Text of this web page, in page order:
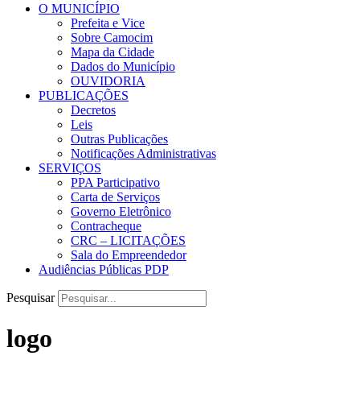
O MUNICÍPIO
Prefeita e Vice
Sobre Camocim
Mapa da Cidade
Dados do Município
OUVIDORIA
PUBLICAÇÕES
Decretos
Leis
Outras Publicações
Notificações Administrativas
SERVIÇOS
PPA Participativo
Carta de Serviços
Governo Eletrônico
Contracheque
CRC – LICITAÇÕES
Sala do Empreendedor
Audiências Públicas PDP
Pesquisar
logo